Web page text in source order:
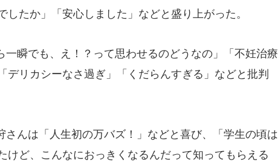
たか」「安心しました」などと盛り上がった。
瞬でも、え！？って思わせるのどうなの」「不妊治療
デリカシーなさ過ぎ」「くだらんすぎる」などと批判
んは「人生初の万バズ！」などと喜び、「学生の頃は
けど、こんなにおっきくなるんだって知ってもらえる